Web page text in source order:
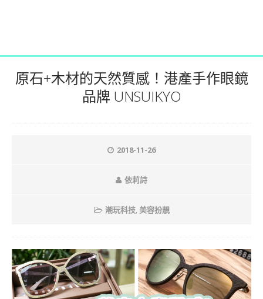
原石+木材的天然質感！港產手作眼鏡
品牌 UNSUIKYO
2018-11-26
依莉詩
潮玩科技,美容扮靚